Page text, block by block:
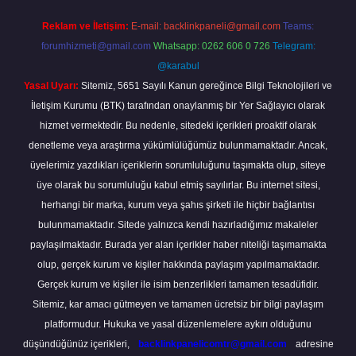
Reklam ve İletişim: E-mail: backlinkpaneli@gmail.com Teams:
forumhizmeti@gmail.com Whatsapp: 0262 606 0 726 Telegram:
@karabul
Yasal Uyarı: Sitemiz, 5651 Sayılı Kanun gereğince Bilgi Teknolojileri ve
İletişim Kurumu (BTK) tarafından onaylanmış bir Yer Sağlayıcı olarak
hizmet vermektedir. Bu nedenle, sitedeki içerikleri proaktif olarak
denetleme veya araştırma yükümlülüğümüz bulunmamaktadır. Ancak,
üyelerimiz yazdıkları içeriklerin sorumluluğunu taşımakta olup, siteye
üye olarak bu sorumluluğu kabul etmiş sayılırlar. Bu internet sitesi,
herhangi bir marka, kurum veya şahıs şirketi ile hiçbir bağlantısı
bulunmamaktadır. Sitede yalnızca kendi hazırladığımız makaleler
paylaşılmaktadır. Burada yer alan içerikler haber niteliği taşımamakta
olup, gerçek kurum ve kişiler hakkında paylaşım yapılmamaktadır.
Gerçek kurum ve kişiler ile isim benzerlikleri tamamen tesadüfidir.
Sitemiz, kar amacı gütmeyen ve tamamen ücretsiz bir bilgi paylaşım
platformudur. Hukuka ve yasal düzenlemelere aykırı olduğunu
düşündüğünüz içerikleri,
backlinkpanelicomtr@gmail.com adresine